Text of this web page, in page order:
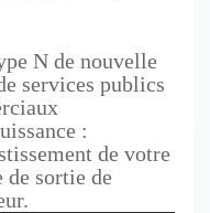
N de nouvelle
services publics
:
de votre
de sortie de